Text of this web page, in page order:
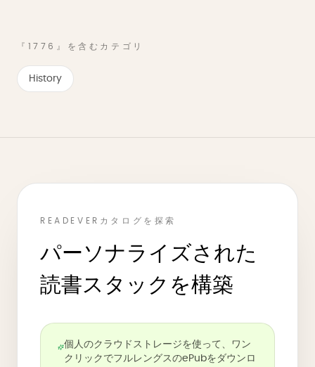
『1776』を含むカテゴリ
History
READEVERカタログを探索
パーソナライズされた
読書スタックを構築
個人のクラウドストレージを使って、ワン
クリックでフルレングスのePubをダウンロ